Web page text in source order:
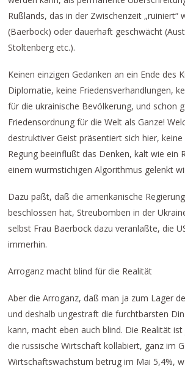
Rußlands, das in der Zwischenzeit „ruiniert“
(Baerbock) oder dauerhaft geschwächt
Stoltenberg etc.).
Keinen einzigen Gedanken an ein Ende des
Diplomatie, keine Friedensverhandlungen,
für die ukrainische Bevölkerung, und schon
Friedensordnung für die Welt als Ganze!
destruktiver Geist präsentiert sich hier, keine
Regung beeinflußt das Denken, kalt wie ein
einem wurmstichigen Algorithmus gelenkt
Dazu paßt, daß die amerikanische
beschlossen hat, Streubomben in der
selbst Frau Baerbock dazu veranlaßte, die
immerhin.
Arroganz macht blind für die Realität
Aber die Arroganz, daß man ja zum Lager
und deshalb ungestraft die furchtbarsten
kann, macht eben auch blind. Die Realität
die russische Wirtschaft kollabiert, ganz im
Wirtschaftswachstum betrug im Mai 5,4%,